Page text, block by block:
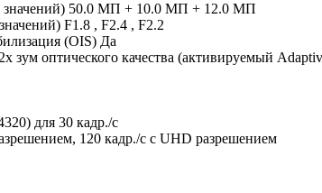
50.0 MП + 10.0 MП + 12.0 MП
F1.8 , F2.4 , F2.2
(OIS) Да
зум оптического качества (активируемый
для 30 кадр./c
120 кадр./с с UHD разрешением